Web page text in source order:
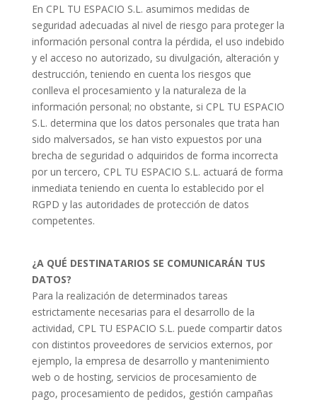
En CPL TU ESPACIO S.L. asumimos medidas de
seguridad adecuadas al nivel de riesgo para proteger la
información personal contra la pérdida, el uso indebido
y el acceso no autorizado, su divulgación, alteración y
destrucción, teniendo en cuenta los riesgos que
conlleva el procesamiento y la naturaleza de la
información personal; no obstante, si CPL TU ESPACIO
S.L. determina que los datos personales que trata han
sido malversados, se han visto expuestos por una
brecha de seguridad o adquiridos de forma incorrecta
por un tercero, CPL TU ESPACIO S.L. actuará de forma
inmediata teniendo en cuenta lo establecido por el
RGPD y las autoridades de protección de datos
competentes.
¿A QUÉ DESTINATARIOS SE COMUNICARÁN TUS
DATOS?
Para la realización de determinados tareas
estrictamente necesarias para el desarrollo de la
actividad, CPL TU ESPACIO S.L. puede compartir datos
con distintos proveedores de servicios externos, por
ejemplo, la empresa de desarrollo y mantenimiento
web o de hosting, servicios de procesamiento de
pago, procesamiento de pedidos, gestión campañas